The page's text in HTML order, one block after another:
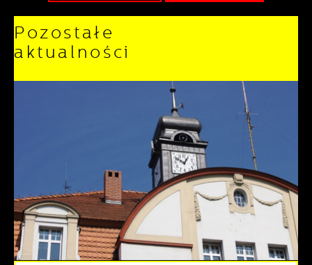
Pozostałe
aktualności